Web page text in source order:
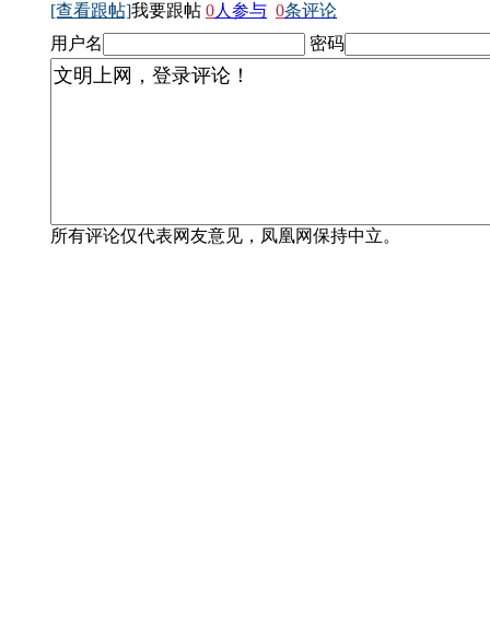
[查看跟帖]我要跟帖 0人参与 0条评论
用户名
密码
所有评论仅代表网友意见，凤凰网保持中立。